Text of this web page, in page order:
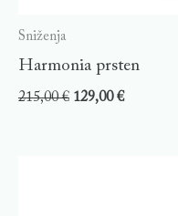
Sniženja
Harmonia prsten
215,00€ 129,00€